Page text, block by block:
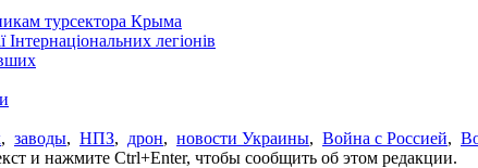
турсектора Крыма
легіонів
, заводы, НПЗ, дрон, новости Украины, Война с Россией,
и нажмите Ctrl+Enter, чтобы сообщить об этом редакции.